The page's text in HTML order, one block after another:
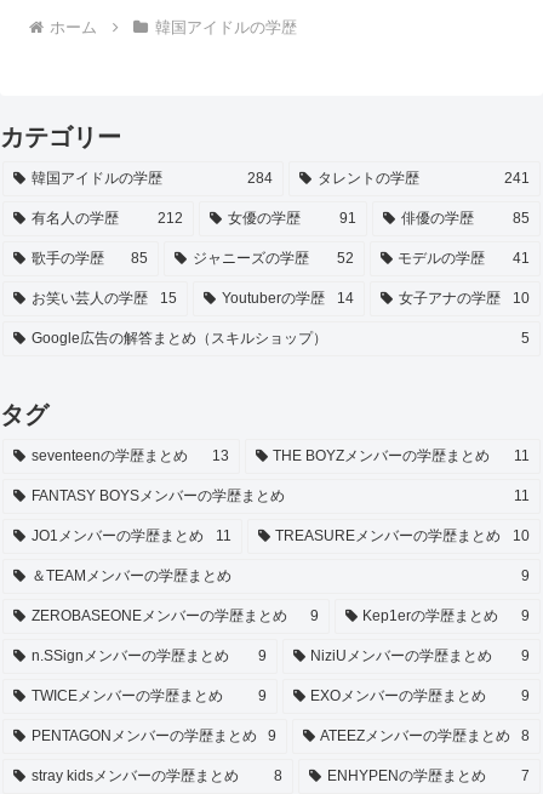
ホーム 韓国アイドルの学歴
カテゴリー
韓国アイドルの学歴 284 タレントの学歴 241
有名人の学歴 212 女優の学歴 91 俳優の学歴 85
歌手の学歴 85 ジャニーズの学歴 52 モデルの学歴 41
お笑い芸人の学歴 15 Youtuberの学歴 14 女子アナの学歴 10
Google広告の解答まとめ（スキルショップ） 5
タグ
seventeenの学歴まとめ 13 THE BOYZメンバーの学歴まとめ 11
FANTASY BOYSメンバーの学歴まとめ 11
JO1メンバーの学歴まとめ 11 TREASUREメンバーの学歴まとめ 10
＆TEAMメンバーの学歴まとめ 9
ZEROBASEONEメンバーの学歴まとめ 9 Kep1erの学歴まとめ 9
n.SSignメンバーの学歴まとめ 9 NiziUメンバーの学歴まとめ 9
TWICEメンバーの学歴まとめ 9 EXOメンバーの学歴まとめ 9
PENTAGONメンバーの学歴まとめ 9 ATEEZメンバーの学歴まとめ 8
stray kidsメンバーの学歴まとめ 8 ENHYPENの学歴まとめ 7